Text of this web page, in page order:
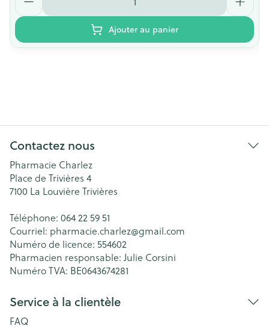
Ajouter au panier
Contactez nous
Pharmacie Charlez
Place de Trivières 4
7100 La Louvière Trivières
Téléphone: 064 22 59 51
Courriel: pharmacie.charlez@gmail.com
Numéro de licence: 554602
Pharmacien responsable: Julie Corsini
Numéro TVA: BE0643674281
Service à la clientèle
FAQ